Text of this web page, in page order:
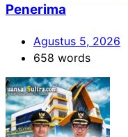
Penerima
Agustus 5, 2026
658 words